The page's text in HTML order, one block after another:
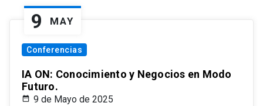
9 MAY
Conferencias
IA ON: Conocimiento y Negocios en Modo
Futuro.
9 de Mayo de 2025